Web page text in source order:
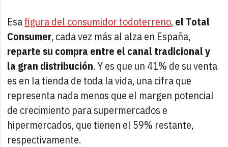
Esafigura del consumidor todoterreno,el Total
Consumer, cada vez más al alza en España,
reparte su compra entre el canal tradicional y
la gran distribución. Y es que un 41% de su venta
es en la tienda de toda la vida, una cifra que
representa nada menos que el margen potencial
de crecimiento para supermercados e
hipermercados, que tienen el 59% restante,
respectivamente.